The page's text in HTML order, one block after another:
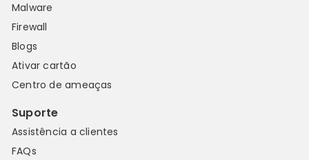
Malware
Firewall
Blogs
Ativar cartão
Centro de ameaças
Suporte
Assistência a clientes
FAQs